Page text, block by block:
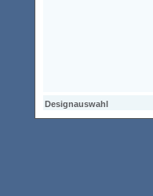
Designauswahl
Designauswahl